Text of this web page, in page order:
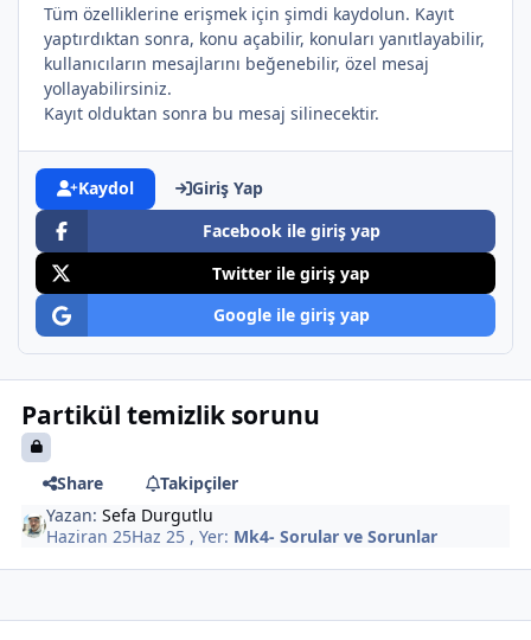
Tüm özelliklerine erişmek için şimdi kaydolun. Kayıt
yaptırdıktan sonra, konu açabilir, konuları yanıtlayabilir,
kullanıcıların mesajlarını beğenebilir, özel mesaj
yollayabilirsiniz.
Kayıt olduktan sonra bu mesaj silinecektir.
Kaydol
Giriş Yap
Facebook ile giriş yap
Twitter ile giriş yap
Google ile giriş yap
Partikül temizlik sorunu
Share
Takipçiler
Yazan:Sefa Durgutlu
Haziran 25Haz 25 , Yer: Mk4- Sorular ve Sorunlar